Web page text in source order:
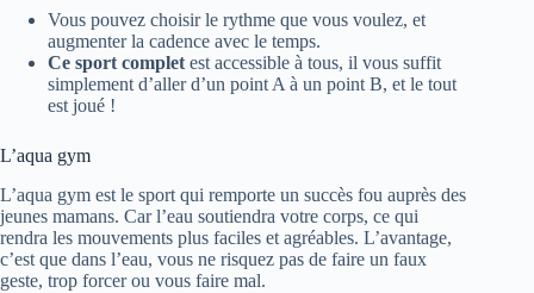
Vous pouvez choisir le rythme que vous voulez, et
augmenter la cadence avec le temps.
Ce sport completest accessible à tous, il vous suffit
simplement d’aller d’un point A à un point B, et le tout
est joué !
L’aqua gym
L’aqua gym est le sport qui remporte un succès fou auprès des
jeunes mamans. Car l’eau soutiendra votre corps, ce qui
rendra les mouvements plus faciles et agréables. L’avantage,
c’est que dans l’eau, vous ne risquez pas de faire un faux
geste, trop forcer ou vous faire mal.